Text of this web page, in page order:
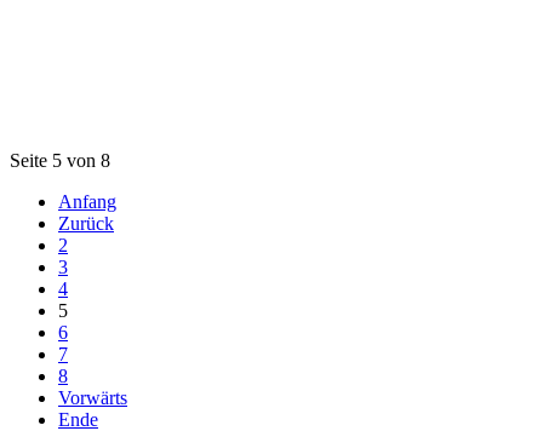
Seite 5 von 8
Anfang
Zurück
2
3
4
5
6
7
8
Vorwärts
Ende